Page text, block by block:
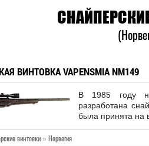
ВИНТОВКА VAPENSMIA NM149
В 1985 году
разработана
была принята на
винтовки» Норвегия